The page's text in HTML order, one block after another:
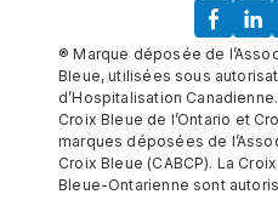
® Marque déposée de
Bleue, utilisées sous
d’Hospitalisation
Croix Bleue de l’Ontario et
marques déposées de
Croix Bleue (CABCP). La
Bleue-Ontarienne sont